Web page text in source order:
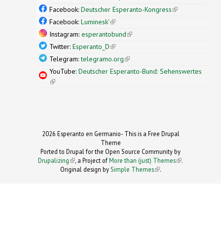
external)
Facebook: Deutscher Esperanto-Kongress(link is
Facebook: Luminesk'(link is external)
Instagram: esperantobund(link is external)
Twitter: Esperanto_D(link is external)
Telegram:telegramo.org(link is external)
YouTube: Deutscher Esperanto-Bund: Sehenswertes
(link is external)
2026 Esperanto en Germanio- This is a Free Drupal
Theme
Ported to Drupal for the Open Source Community by
Drupalizing(link is external)
, a Project ofMore than (just) Themes (link is
.
Original design bySimple Themes
(link is
.